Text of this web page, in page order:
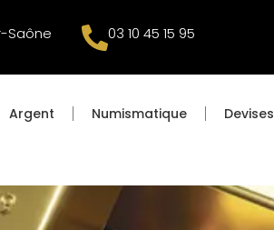
Saône 03 10 45 15 95
Argent Numismatique Devises